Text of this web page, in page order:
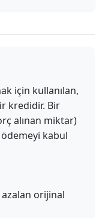
için kullanılan,
kredidir. Bir
alınan miktar)
kabul
orijinal